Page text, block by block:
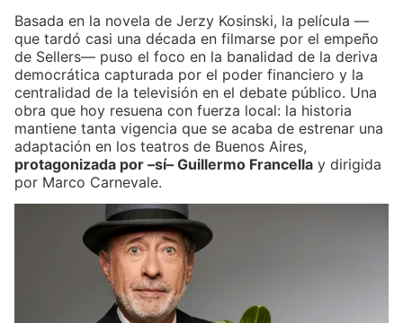
Basada en la novela de Jerzy Kosinski, la película —
que tardó casi una década en filmarse por el empeño
de Sellers— puso el foco en la banalidad de la deriva
democrática capturada por el poder financiero y la
centralidad de la televisión en el debate público. Una
obra que hoy resuena con fuerza local: la historia
mantiene tanta vigencia que se acaba de estrenar una
adaptación en los teatros de Buenos Aires,
protagonizada por –sí– Guillermo Francella y dirigida
por Marco Carnevale.